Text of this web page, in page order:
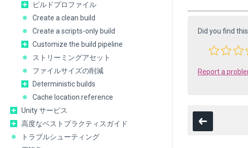
ビルドプロファイル
Create a clean build
Create a scripts-only build
Customize the build pipeline
ストリーミングアセット
ファイルサイズの削減
Deterministic builds
Cache location reference
Unity サービス
高度なベストプラクティスガイド
トラブルシューティング
Did you find
Report a